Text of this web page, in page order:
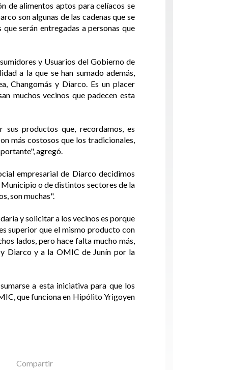
de alimentos aptos para celíacos se
son algunas de las cadenas que se
serán entregadas a personas que
y Usuarios del Gobierno de
a la que se han sumado además,
Changomás y Diarco. Es un placer
muchos vecinos que padecen esta
productos que, recordamos, es
más costosos que los tradicionales,
agregó.
empresarial de Diarco decidimos
o de distintos sectores de la
son muchas".
y solicitar a los vecinos es porque
superior que el mismo producto con
lados, pero hace falta mucho más,
y Diarco y a la OMIC de Junín por la
a esta iniciativa para que los
que funciona en Hipólito Yrigoyen
Compartir